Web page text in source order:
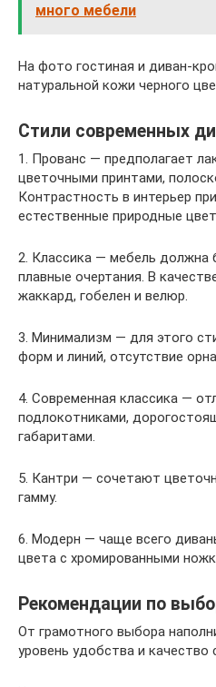
много мебели
На фото гостиная и диван-
натуральной кожи черного
Стили современных
1. Прованс — предполагает
цветочными принтами,
Контрастность в интерьер
естественные природные
2. Классика — мебель
плавные очертания. В
жаккард, гобелен и велюр.
3. Минимализм — для этого
форм и линий, отсутствие
4. Современная классика —
подлокотниками,
габаритами.
5. Кантри — сочетают
гамму.
6. Модерн — чаще всего
цвета с хромированными
Рекомендации по
От грамотного выбора
уровень удобства и качество